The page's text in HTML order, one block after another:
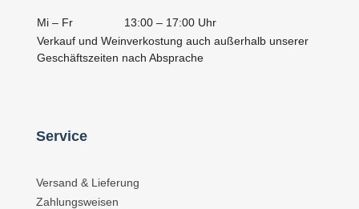
Mi – Fr
13:00 – 17:00 Uhr
Verkauf und Weinverkostung auch außerhalb unserer
Geschäftszeiten nach Absprache
Service
Versand & Lieferung
Zahlungsweisen